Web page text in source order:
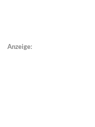
Anzeige: